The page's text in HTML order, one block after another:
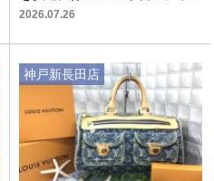
ター自動お掃除機能付きモデル
2026.07.26
神戸新長田店